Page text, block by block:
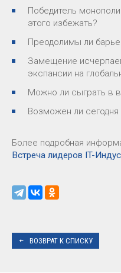
Победитель
этого избежать?
Преодолимы ли
Замещение
экспансии на
Можно ли сыграть в
Возможен ли
Более подробная
Встреча лидеров IT-
ВОЗВРАТ К СПИСКУ